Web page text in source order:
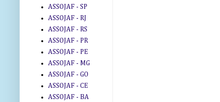
ASSOJAF - SP
ASSOJAF - RJ
ASSOJAF - RS
ASSOJAF - PR
ASSOJAF - PE
ASSOJAF - MG
ASSOJAF - GO
ASSOJAF - CE
ASSOJAF - BA